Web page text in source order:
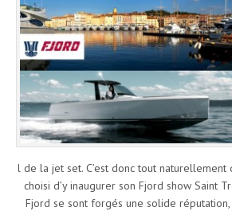
l de la jet set. C’est donc tout naturellement
choisi d’y inaugurer son Fjord show Saint
Fjord se sont forgés une solide